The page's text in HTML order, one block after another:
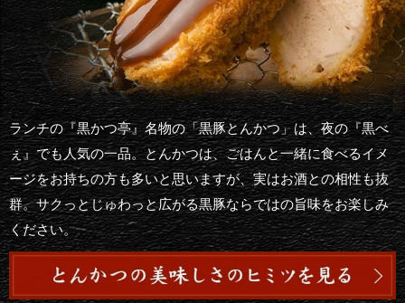
ランチの『黒かつ亭』名物の「黒豚とんかつ」は、夜の『黒べ
ぇ』でも人気の一品。とんかつは、ごはんと一緒に食べるイメ
ージをお持ちの方も多いと思いますが、実はお酒との相性も抜
群。サクっとじゅわっと広がる黒豚ならではの旨味をお楽しみ
ください。